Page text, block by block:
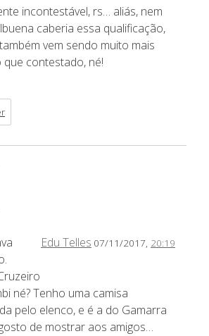
incontestável, rs… aliás, nem
caberia essa qualificação,
vem sendo muito mais
que contestado, né!
Edu Telles 07/11/2017, 20:19
né? Tenho uma camisa
pelo elenco, e é a do Gamarra
de mostrar aos amigos…